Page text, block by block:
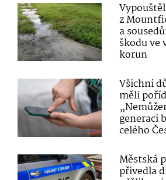
z
a
škodu ve
korun
Všichni
měli
generaci
celého
Městská
přivedla